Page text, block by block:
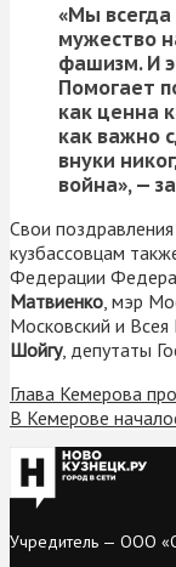
«Мы
мужество
фашизм. И
Помогает
как ценна
как важно
внуки
война», —
Свои
кузбассовцам
Федерации
Матвиенко , мэр
Московский и Всея
Шойгу, депутаты
Глава Кемерова
В Кемерове
Учредитель — ООО